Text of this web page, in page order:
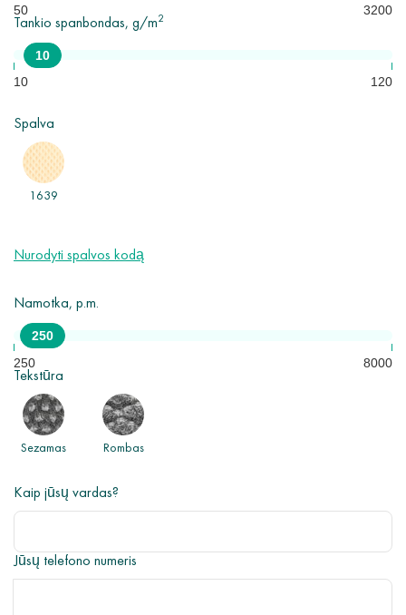
Pagrindinės spanbondo naudojimo sritys yra medicina, baldų gamyba,
žemės ūkis, pramonė, statyba, higienos priemonės ir kt.
Minimalus užsakymas - 10 ritinių.
50
3200
Tankio spanbondas, g/m2
10
10
120
Spalva
1639
Nurodyti spalvos kodą
Namotka, p.m.
250
250
8000
Tekstūra
Sezamas Rombas
Kaip jūsų vardas?
Jūsų telefono numeris